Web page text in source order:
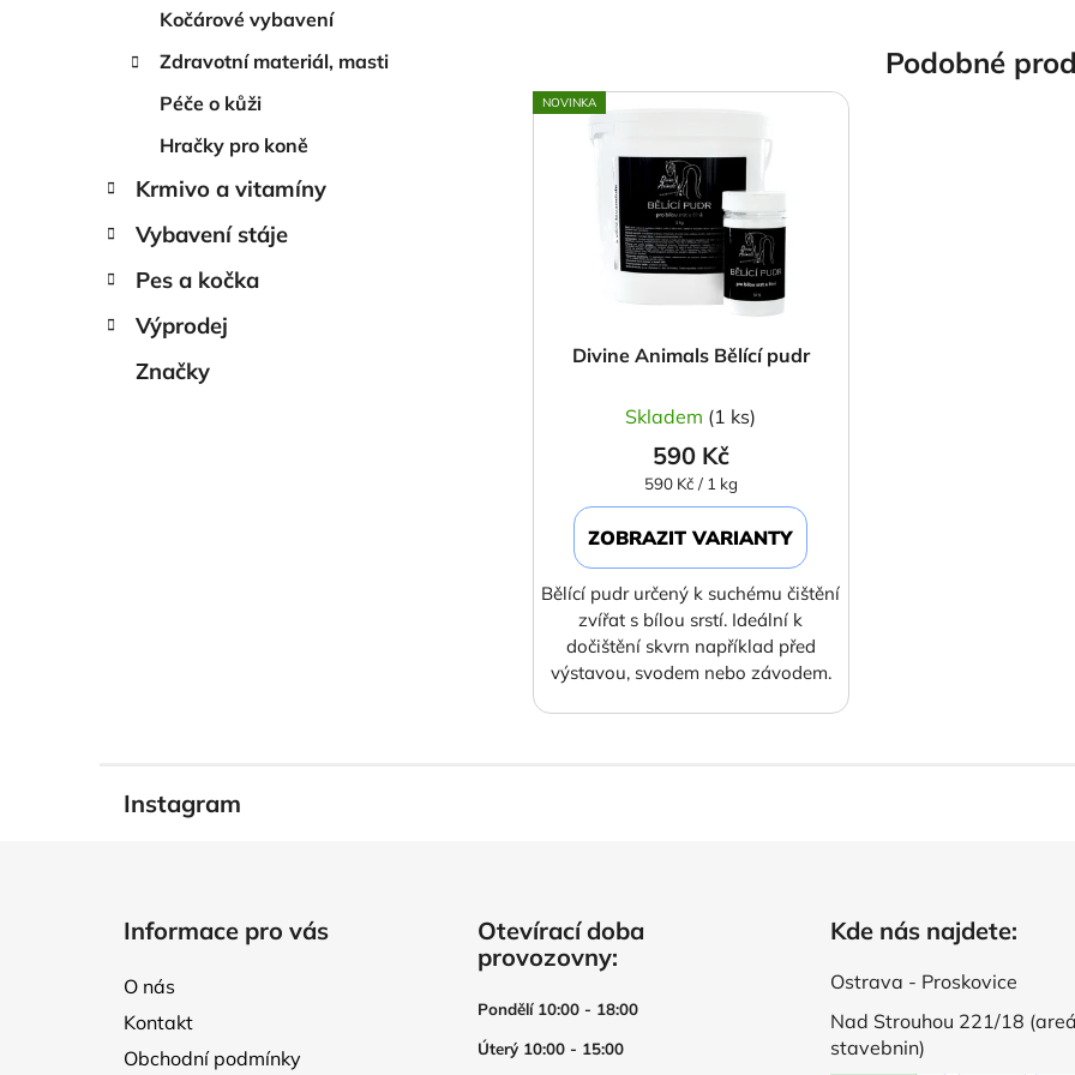
Kočárové vybavení
Zdravotní materiál, masti
Péče o kůži
Hračky pro koně
Krmivo a vitamíny
Vybavení stáje
Pes a kočka
Výprodej
Značky
Podobné
NOVINKA
Divine Animals Bělící pudr
Skladem (1 ks)
590 Kč
Měrná
cena:
590 Kč / 1 kg
ZOBRAZIT VARIANTY
Bělící pudr určený k suchému čištění
zvířat s bílou srstí. Ideální k
dočištění skvrn například před
výstavou, svodem nebo závodem.
Instagram
Informace pro vás
O nás
Kontakt
Obchodní podmínky
Otevírací doba
provozovny:
Pondělí 10:00 - 18:00
Úterý 10:00 - 15:00
Kde nás najdete:
Ostrava - Proskovice
Nad Strouhou 221/18
stavebnin)